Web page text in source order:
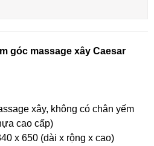
góc massage xây Caesar
xây, không có chân yếm
cao cấp)
x 650 (dài x rộng x cao)